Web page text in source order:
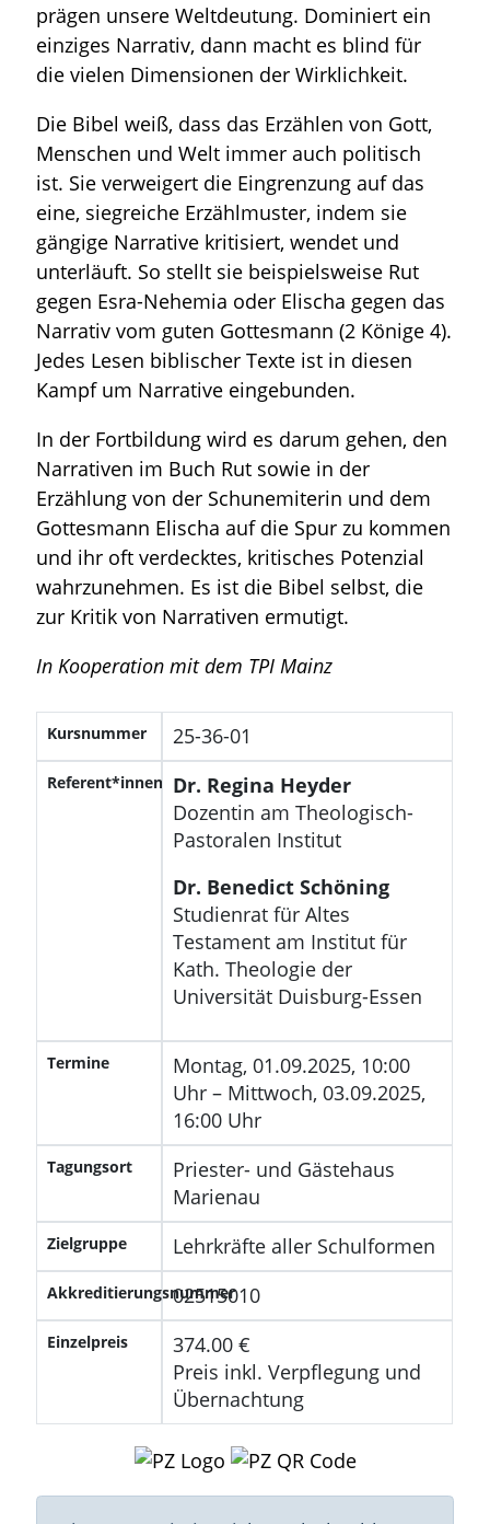
prägen unsere Weltdeutung. Dominiert ein
einziges Narrativ, dann macht es blind für
die vielen Dimensionen der Wirklichkeit.
Die Bibel weiß, dass das Erzählen von Gott,
Menschen und Welt immer auch politisch
ist. Sie verweigert die Eingrenzung auf das
eine, siegreiche Erzählmuster, indem sie
gängige Narrative kritisiert, wendet und
unterläuft. So stellt sie beispielsweise Rut
gegen Esra-Nehemia oder Elischa gegen das
Narrativ vom guten Gottesmann (2 Könige 4).
Jedes Lesen biblischer Texte ist in diesen
Kampf um Narrative eingebunden.
In der Fortbildung wird es darum gehen, den
Narrativen im Buch Rut sowie in der
Erzählung von der Schunemiterin und dem
Gottesmann Elischa auf die Spur zu kommen
und ihr oft verdecktes, kritisches Potenzial
wahrzunehmen. Es ist die Bibel selbst, die
zur Kritik von Narrativen ermutigt.
In Kooperation mit dem TPI Mainz
Einzelpreis
374.00 €
Preis inkl. Verpflegung und
Übernachtung
Kursnummer 25-36-01
Akkreditierungsnummer
02515010
Termine
Montag, 01.09.2025, 10:00
Uhr – Mittwoch, 03.09.2025,
16:00 Uhr
Zielgruppe Lehrkräfte aller Schulformen
Referent*innen Dr. Regina Heyder
Dozentin am Theologisch-
Pastoralen Institut
Dr. Benedict Schöning
Studienrat für Altes
Testament am Institut für
Kath. Theologie der
Universität Duisburg-Essen
Tagungsort
Priester- und Gästehaus
Marienau